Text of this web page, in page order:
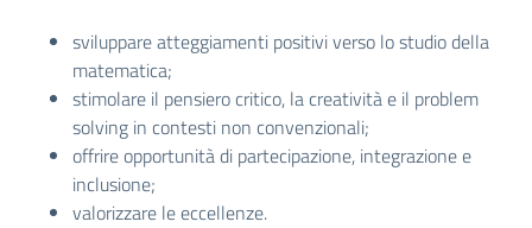
sviluppare atteggiamenti positivi verso lo studio della
matematica;
stimolare il pensiero critico, la creatività e il problem
solving in contesti non convenzionali;
offrire opportunità di partecipazione, integrazione e
inclusione;
valorizzare le eccellenze.